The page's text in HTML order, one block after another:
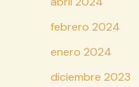
febrero 2024
enero 2024
diciembre 2023